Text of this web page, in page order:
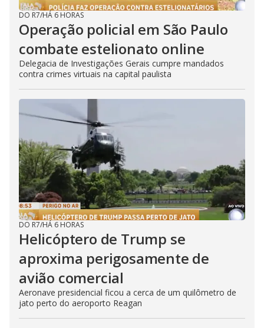
DO R7/HÁ 6 HORAS
Operação policial em São Paulo
combate estelionato online
Delegacia de Investigações Gerais cumpre mandados
contra crimes virtuais na capital paulista
DO R7/HÁ 6 HORAS
Helicóptero de Trump se
aproxima perigosamente de
avião comercial
Aeronave presidencial ficou a cerca de um quilômetro de
jato perto do aeroporto Reagan